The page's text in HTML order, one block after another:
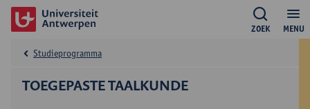
MENU
ZOEK
TOEGEPASTE TAALKUNDE
Studieprogramma